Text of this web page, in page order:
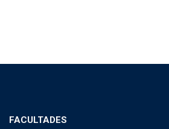
FACULTADES